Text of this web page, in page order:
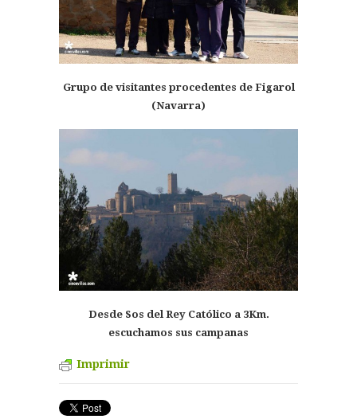
Grupo de visitantes procedentes de Figarol
(Navarra)
Desde Sos del Rey Católico a 3Km.
escuchamos sus campanas
Imprimir